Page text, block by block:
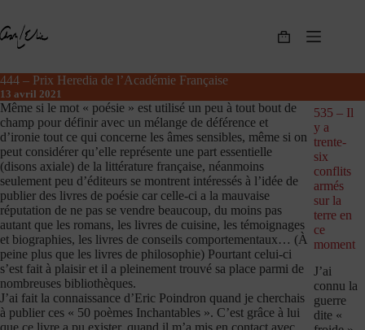
contenu
Panier
444 – Prix Heredia de l’Académie Française
13 avril 2021
Même si le mot « poésie » est utilisé un peu à tout bout de
champ pour définir avec un mélange de déférence et
d’ironie tout ce qui concerne les âmes sensibles, même si on
peut considérer qu’elle représente une part essentielle
(disons axiale) de la littérature française, néanmoins
seulement peu d’éditeurs se montrent intéressés à l’idée de
publier des livres de poésie car celle-ci a la mauvaise
réputation de ne pas se vendre beaucoup, du moins pas
autant que les romans, les livres de cuisine, les témoignages
et biographies, les livres de conseils comportementaux… (À
peine plus que les livres de philosophie) Pourtant celui-ci
s’est fait à plaisir et il a pleinement trouvé sa place parmi de
nombreuses bibliothèques.
J’ai fait la connaissance d’Eric Poindron quand je cherchais
à publier ces « 50 poèmes Inchantables ». C’est grâce à lui
que ce livre a pu exister, quand il m’a mis en contact avec
535 – Il
y a
trente-
six
conflits
armés
sur la
terre en
ce
moment
J’ai
connu la
guerre
dite «